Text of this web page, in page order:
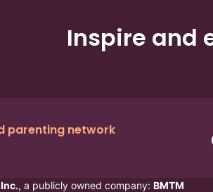
Inspire and
parenting network
, a publicly owned company: BMTM